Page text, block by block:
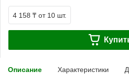
4 158 ₸ от 10 шт.
Описание Характеристики